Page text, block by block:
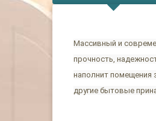
Массивный и
прочность,
наполнит помещения
другие бытовые